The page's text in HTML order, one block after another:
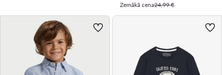
Zemākā cena24,99 €